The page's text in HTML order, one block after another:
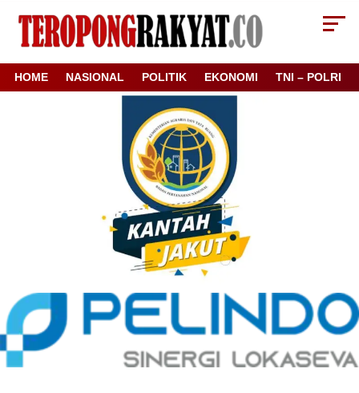
HOME NASIONAL POLITIK EKONOMI TNI – POLRI